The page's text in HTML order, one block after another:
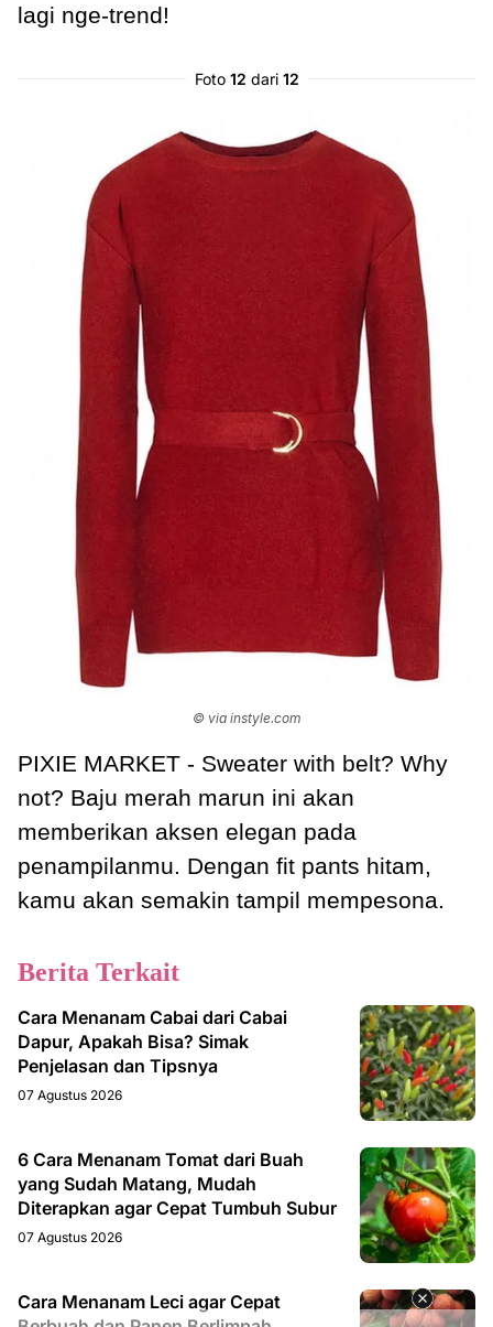
lagi nge-trend!
Foto 12 dari 12
© via instyle.com
PIXIE MARKET - Sweater with belt? Why
not? Baju merah marun ini akan
memberikan aksen elegan pada
penampilanmu. Dengan fit pants hitam,
kamu akan semakin tampil mempesona.
Berita Terkait
Cara Menanam Cabai dari Cabai
Dapur, Apakah Bisa? Simak
Penjelasan dan Tipsnya
07 Agustus 2026
6 Cara Menanam Tomat dari Buah
yang Sudah Matang, Mudah
Diterapkan agar Cepat Tumbuh Subur
07 Agustus 2026
Cara Menanam Leci agar Cepat